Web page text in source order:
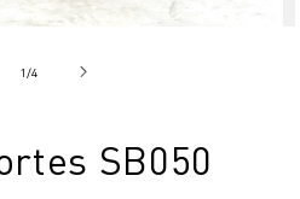
1/de4
SB050